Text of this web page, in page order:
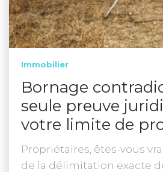
Immobilier
Bornage
seule preuve
votre limite de
Propriétaires, êtes-vous
de la délimitation exacte